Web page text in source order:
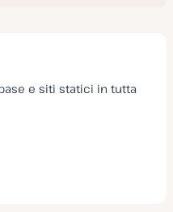
e siti statici in tutta